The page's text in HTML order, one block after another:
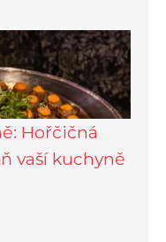
Hořčičná
vaší kuchyně